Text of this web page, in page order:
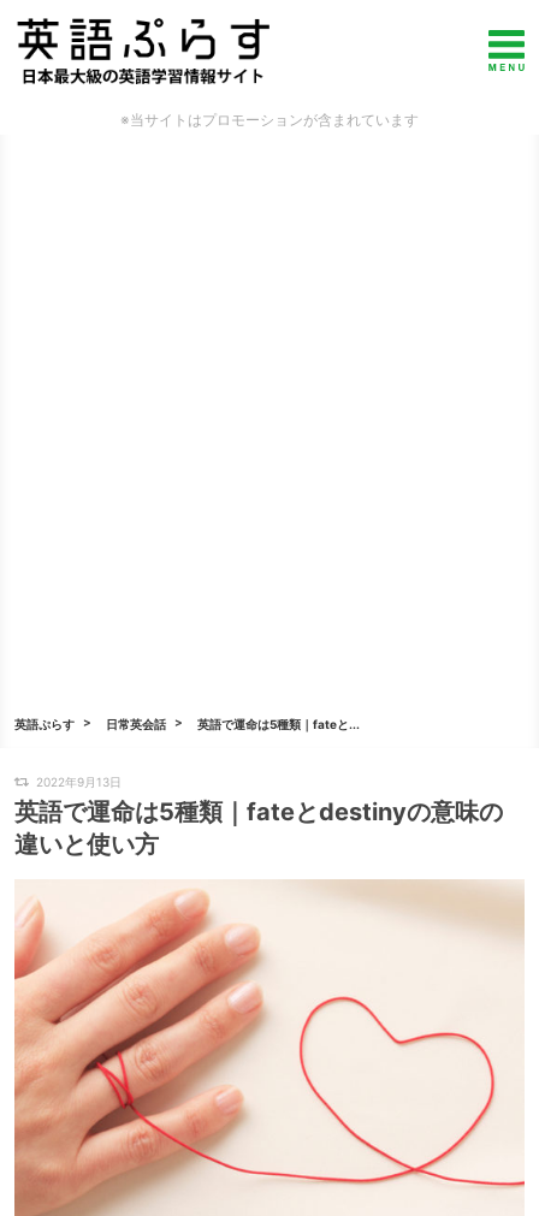
※当サイトはプロモーションが含まれています
英語ぷらす 日常英会話 英語で運命は5種類｜fateと...
2022年9月13日
英語で運命は5種類｜fateとdestinyの意味の
違いと使い方